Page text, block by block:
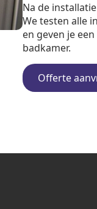
Na de
We testen alle
en geven je
badkamer.
Offerte